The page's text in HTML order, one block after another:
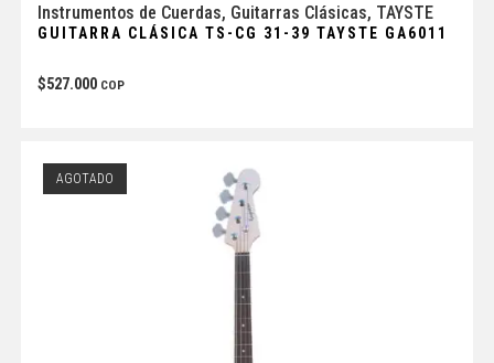
Instrumentos de Cuerdas, Guitarras Clásicas, TAYSTE
GUITARRA CLÁSICA TS-CG 31-39 TAYSTE GA6011
$527.000 COP
AGOTADO